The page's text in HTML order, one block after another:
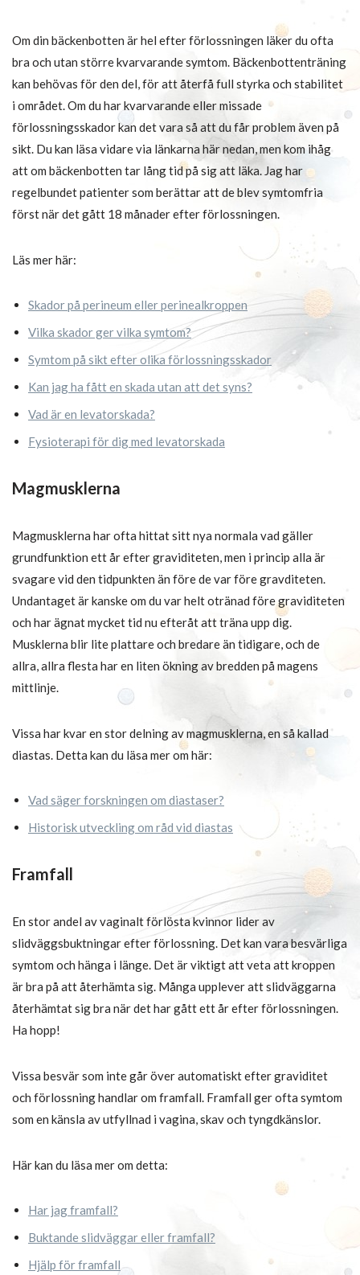
Om din bäckenbotten är hel efter förlossningen läker du ofta
bra och utan större kvarvarande symtom. Bäckenbottenträning
kan behövas för den del, för att återfå full styrka och stabilitet
i området. Om du har kvarvarande eller missade
förlossningsskador kan det vara så att du får problem även på
sikt. Du kan läsa vidare via länkarna här nedan, men kom ihåg
att om bäckenbotten tar lång tid på sig att läka. Jag har
regelbundet patienter som berättar att de blev symtomfria
först när det gått 18 månader efter förlossningen.
Läs mer här:
Skador på perineum eller perinealkroppen
Vilka skador ger vilka symtom?
Symtom på sikt efter olika förlossningsskador
Kan jag ha fått en skada utan att det syns?
Vad är en levatorskada?
Fysioterapi för dig med levatorskada
Magmusklerna
Magmusklerna har ofta hittat sitt nya normala vad gäller
grundfunktion ett år efter graviditeten, men i princip alla är
svagare vid den tidpunkten än före de var före gravditeten.
Undantaget är kanske om du var helt otränad före graviditeten
och har ägnat mycket tid nu efteråt att träna upp dig.
Musklerna blir lite plattare och bredare än tidigare, och de
allra, allra flesta har en liten ökning av bredden på magens
mittlinje.
Vissa har kvar en stor delning av magmusklerna, en så kallad
diastas. Detta kan du läsa mer om här:
Vad säger forskningen om diastaser?
Historisk utveckling om råd vid diastas
Framfall
En stor andel av vaginalt förlösta kvinnor lider av
slidväggsbuktningar efter förlossning. Det kan vara besvärliga
symtom och hänga i länge. Det är viktigt att veta att kroppen
är bra på att återhämta sig. Många upplever att slidväggarna
återhämtat sig bra när det har gått ett år efter förlossningen.
Ha hopp!
Vissa besvär som inte går över automatiskt efter graviditet
och förlossning handlar om framfall. Framfall ger ofta symtom
som en känsla av utfyllnad i vagina, skav och tyngdkänslor.
Här kan du läsa mer om detta:
Har jag framfall?
Buktande slidväggar eller framfall?
Hjälp för framfall